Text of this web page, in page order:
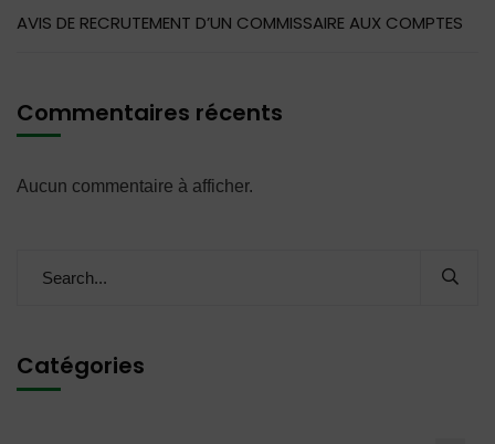
AVIS DE RECRUTEMENT D’UN COMMISSAIRE AUX COMPTES
Commentaires récents
Aucun commentaire à afficher.
Catégories